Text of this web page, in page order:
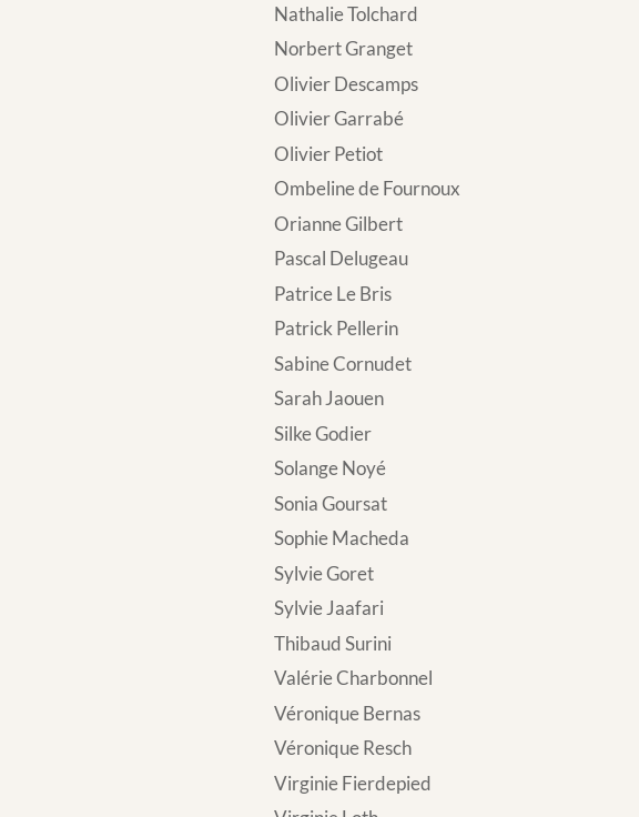
Nathalie Tolchard
Norbert Granget
Olivier Descamps
Olivier Garrabé
Olivier Petiot
Ombeline de Fournoux
Orianne Gilbert
Pascal Delugeau
Patrice Le Bris
Patrick Pellerin
Sabine Cornudet
Sarah Jaouen
Silke Godier
Solange Noyé
Sonia Goursat
Sophie Macheda
Sylvie Goret
Sylvie Jaafari
Thibaud Surini
Valérie Charbonnel
Véronique Bernas
Véronique Resch
Virginie Fierdepied